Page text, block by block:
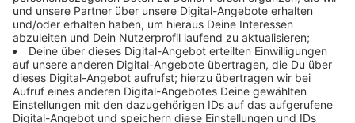
werden zum Beispiel Eier ausgetauscht. Die
Maßnahmen scheinen auch Wirkung zu zeigen: Seit
2018 verzeichnet die Stadt einen leichten Rückgang
der Population. Das Füttern der Tiere bleibt weiter
verboten.
Anzeige